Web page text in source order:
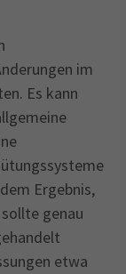
im
Es kann
Ergebnis,
genau
etwa